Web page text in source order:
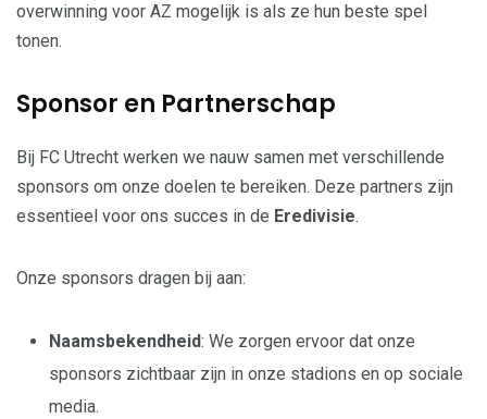
overwinning voor AZ mogelijk is als ze hun beste spel
tonen.
Sponsor en Partnerschap
Bij FC Utrecht werken we nauw samen met verschillende
sponsors om onze doelen te bereiken. Deze partners zijn
essentieel voor ons succes in de Eredivisie.
Onze sponsors dragen bij aan:
Naamsbekendheid: We zorgen ervoor dat onze
sponsors zichtbaar zijn in onze stadions en op sociale
media.